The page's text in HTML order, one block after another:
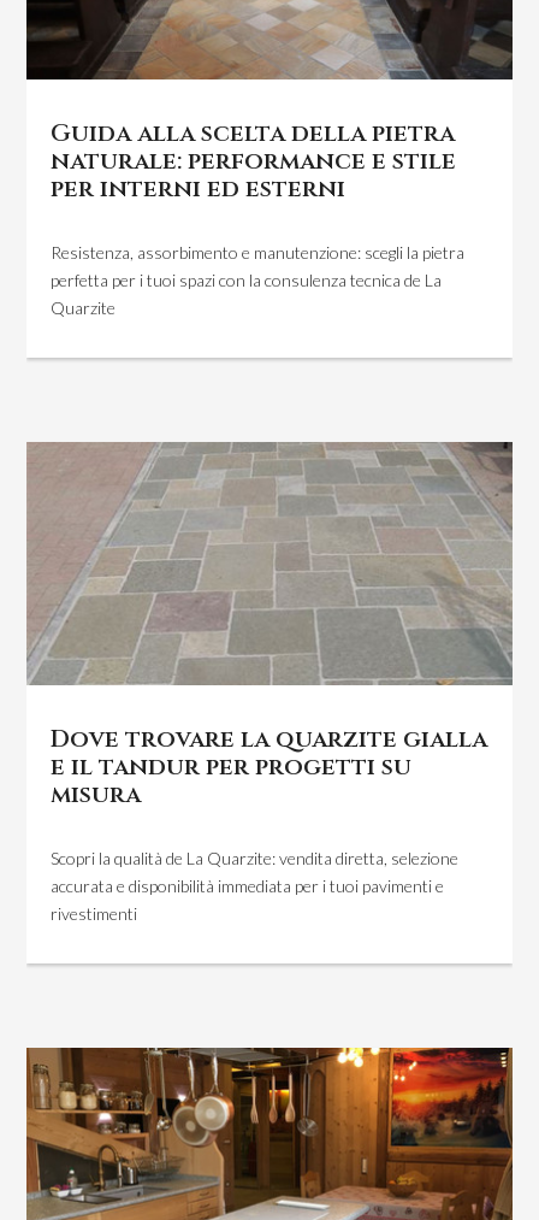
Guida alla scelta della pietra
naturale: performance e stile
per interni ed esterni
Resistenza, assorbimento e manutenzione: scegli la pietra
perfetta per i tuoi spazi con la consulenza tecnica de La
Quarzite
Dove trovare la quarzite gialla
e il tandur per progetti su
misura
Scopri la qualità de La Quarzite: vendita diretta, selezione
accurata e disponibilità immediata per i tuoi pavimenti e
rivestimenti